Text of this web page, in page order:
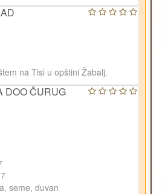
na Tisi u opštini Žabalj.
DOO ČURUG
seme, duvan